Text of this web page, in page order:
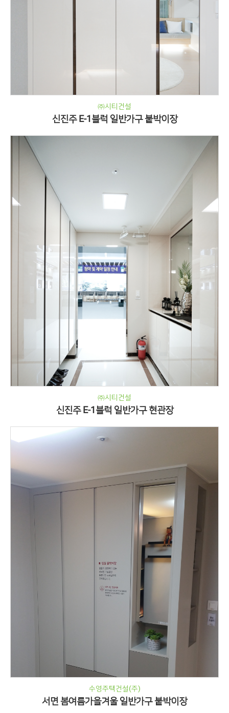
㈜시티건설
신진주 E-1블럭 일반가구 붙박이장
㈜시티건설
신진주 E-1블럭 일반가구 현관장
수영주택건설(주)
서면 봄여름가을겨울 일반가구 붙박이장